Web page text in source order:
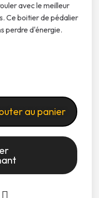
avec le meilleur
Ce boitier de pédalier
perdre d'énergie.
au panier